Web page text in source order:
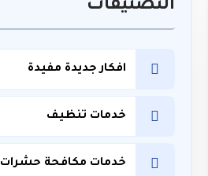
التصنيفات
افكار جديدة مفيدة
خدمات تنظيف
خدمات مكافحة حشرات